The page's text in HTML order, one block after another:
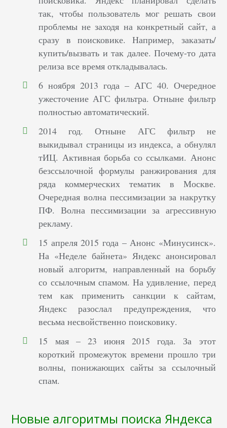
так, чтобы пользователь мог решать свои
проблемы не заходя на конкретный сайт, а
сразу в поисковике. Например, заказать/
купить/вызвать и так далее. Почему-то дата
релиза все время откладывалась.
6 ноября 2013 года – АГС 40. Очередное
ужесточение АГС фильтра. Отныне фильтр
полностью автоматический.
2014 год. Отныне АГС фильтр не
выкидывал страницы из индекса, а обнулял
тИЦ. Активная борьба со ссылками. Анонс
безссылочной формулы ранжирования для
ряда коммерческих тематик в Москве.
Очередная волна пессимизации за накрутку
ПФ. Волна пессимизации за агрессивную
рекламу.
15 апреля 2015 года – Анонс «Минусинск».
На «Неделе байнета» Яндекс анонсировал
новый алгоритм, направленный на борьбу
со ссылочным спамом. На удивление, перед
тем как применить санкции к сайтам,
Яндекс разослал предупреждения, что
весьма несвойственно поисковику.
15 мая – 23 июня 2015 года. За этот
короткий промежуток времени прошло три
волны, понижающих сайты за ссылочный
спам.
Новые алгоритмы поиска Яндекса